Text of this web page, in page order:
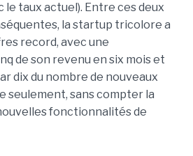
le taux actuel). Entre ces deux
la startup tricolore a
record, avec une
de son revenu en six mois et
dix du nombre de nouveaux
seulement, sans compter la
fonctionnalités de